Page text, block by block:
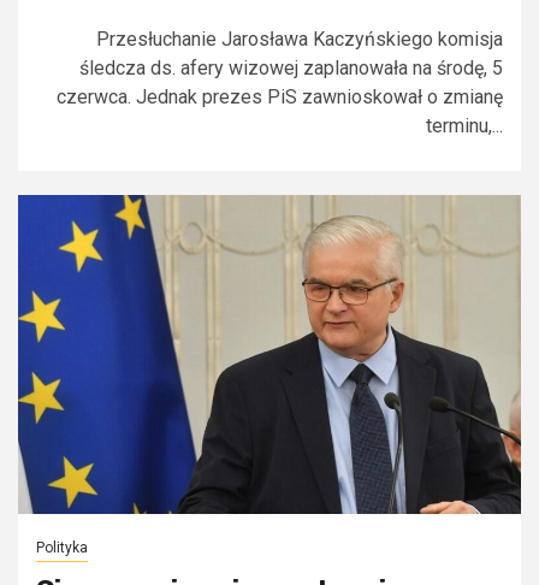
Przesłuchanie Jarosława Kaczyńskiego komisja
śledcza ds. afery wizowej zaplanowała na środę, 5
czerwca. Jednak prezes PiS zawnioskował o zmianę
terminu,...
Polityka